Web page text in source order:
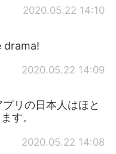
2020.05.22 14:10
drama!
2020.05.22 14:09
リの日本人はほと
す。
2020.05.22 14:08